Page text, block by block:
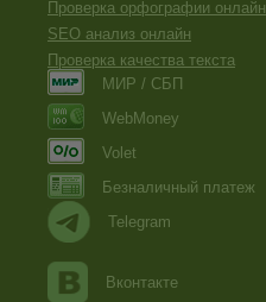
Проверка орфографии онлайн
SEO анализ онлайн
Проверка качества текста
МИР / СБП
WebMoney
Volet
Безналичный платеж
Telegram
Вконтакте